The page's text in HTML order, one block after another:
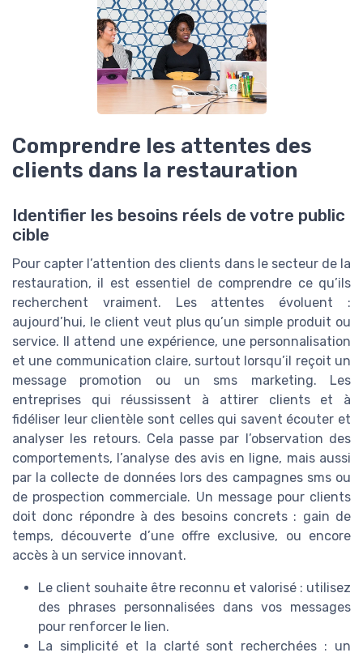
Comprendre les attentes des
clients dans la restauration
Identifier les besoins réels de votre public
cible
Pour capter l’attention des clients dans le secteur de la
restauration, il est essentiel de comprendre ce qu’ils
recherchent vraiment. Les attentes évoluent :
aujourd’hui, le client veut plus qu’un simple produit ou
service. Il attend une expérience, une personnalisation
et une communication claire, surtout lorsqu’il reçoit un
message promotion ou un sms marketing. Les
entreprises qui réussissent à attirer clients et à
fidéliser leur clientèle sont celles qui savent écouter et
analyser les retours. Cela passe par l’observation des
comportements, l’analyse des avis en ligne, mais aussi
par la collecte de données lors des campagnes sms ou
de prospection commerciale. Un message pour clients
doit donc répondre à des besoins concrets : gain de
temps, découverte d’une offre exclusive, ou encore
accès à un service innovant.
Le client souhaite être reconnu et valorisé : utilisez
des phrases personnalisées dans vos messages
pour renforcer le lien.
La simplicité et la clarté sont recherchées : un